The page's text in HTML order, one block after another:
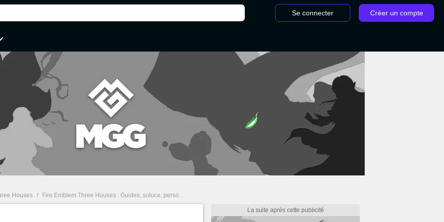
Se connecter Créer un compte
Houses / Fire Emblem Three Houses : Guides, soluce, personnages, classes, test